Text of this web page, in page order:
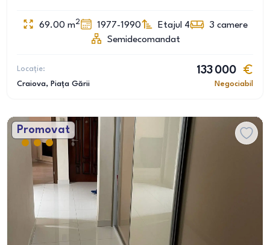
69.00 m2 1977-1990 Etajul 4 3 camere
Semidecomandat
Locație:
Craiova, Piața Gării
133 000
Negociabil
Promovat